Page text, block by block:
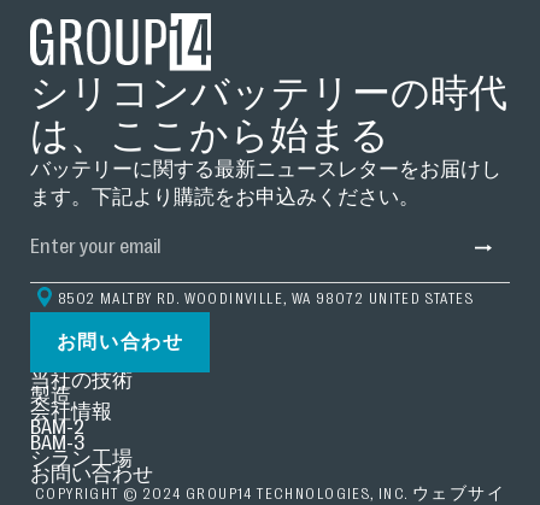
シリコンバッテリーの時代
は、ここから始まる
バッテリーに関する最新ニュースレターをお届けし
ます。下記より購読をお申込みください。
8502 MALTBY RD. WOODINVILLE, WA 98072 UNITED STATES
お問い合わせ
当社の技術
製造
会社情報
BAM-2
BAM-3
シラン工場
お問い合わせ
COPYRIGHT © 2024 GROUP14 TECHNOLOGIES, INC. ウェブサイ